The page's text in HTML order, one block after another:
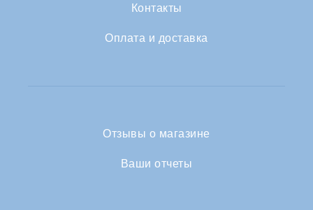
Контакты
Оплата и доставка
Отзывы о магазине
Ваши отчеты